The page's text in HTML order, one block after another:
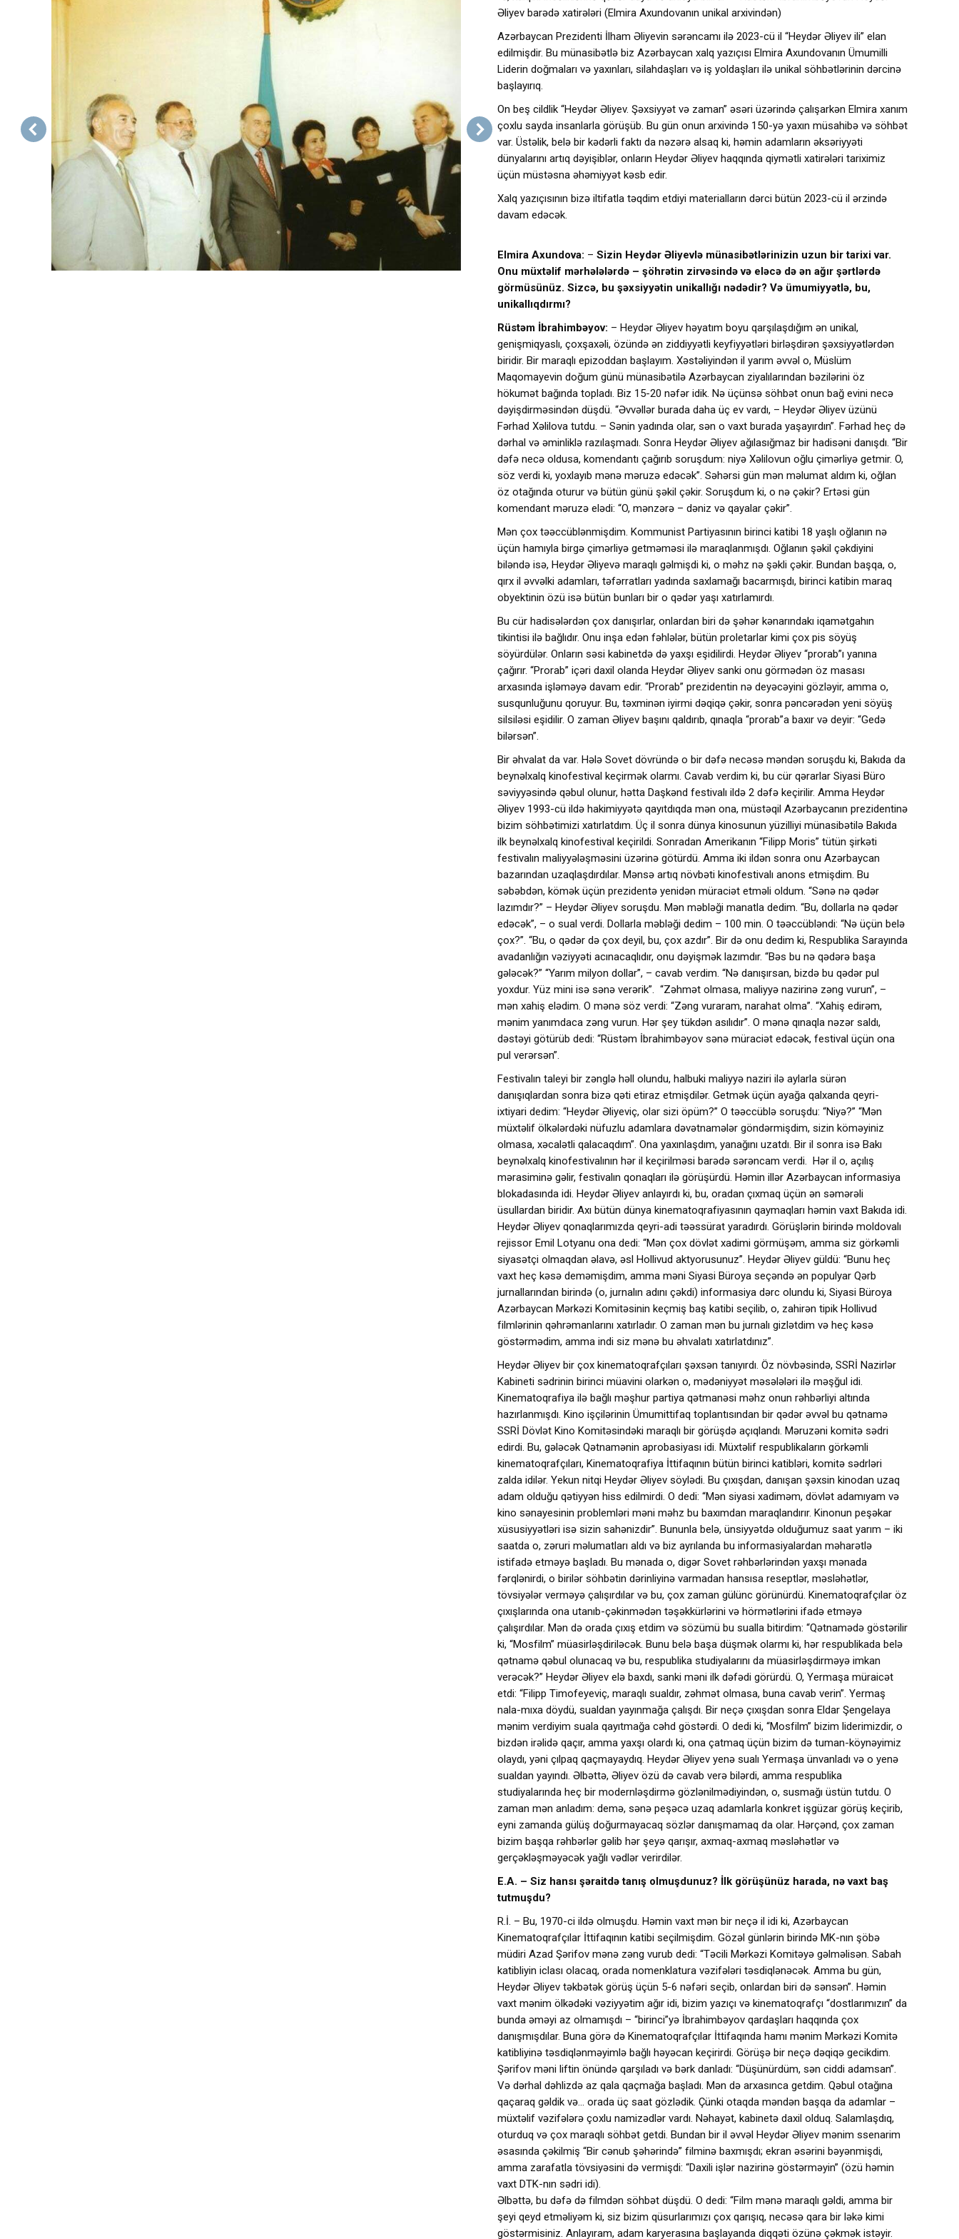
Əliyev barədə xatirələri (Elmira Axundovanın unikal arxivindən)
Azərbaycan Prezidenti İlham Əliyevin sərəncamı ilə 2023-cü il “Heydər Əliyev ili” elan
edilmişdir. Bu münasibətlə biz Azərbaycan xalq yazıçısı Elmira Axundovanın Ümumilli
Liderin doğmaları və yaxınları, silahdaşları və iş yoldaşları ilə unikal söhbətlərinin dərcinə
başlayırıq.
On beş cildlik “Heydər Əliyev. Şəxsiyyət və zaman” əsəri üzərində çalışarkən Elmira xanım
çoxlu sayda insanlarla görüşüb. Bu gün onun arxivində 150-yə yaxın müsahibə və söhbət
var. Üstəlik, belə bir kədərli faktı da nəzərə alsaq ki, həmin adamların əksəriyyəti
dünyalarını artıq dəyişiblər, onların Heydər Əliyev haqqında qiymətli xatirələri tariximiz
üçün müstəsna əhəmiyyət kəsb edir.
Xalq yazıçısının bizə iltifatla təqdim etdiyi materialların dərci bütün 2023-cü il ərzində
davam edəcək.
Elmira Axundova: – Sizin Heydər Əliyevlə münasibətlərinizin uzun bir tarixi var.
Onu müxtəlif mərhələlərdə – şöhrətin zirvəsində və eləcə də ən ağır şərtlərdə
görmüsünüz. Sizcə, bu şəxsiyyətin unikallığı nədədir? Və ümumiyyətlə, bu,
unikallıqdırmı?
Rüstəm İbrahimbəyov: – Heydər Əliyev həyatım boyu qarşılaşdığım ən unikal,
genişmiqyaslı, çoxşaxəli, özündə ən ziddiyyətli keyfiyyətləri birləşdirən şəxsiyyətlərdən
biridir. Bir maraqlı epizoddan başlayım. Xəstəliyindən il yarım əvvəl o, Müslüm
Maqomayevin doğum günü münasibətilə Azərbaycan ziyalılarından bəzilərini öz
hökumət bağında topladı. Biz 15-20 nəfər idik. Nə üçünsə söhbət onun bağ evini necə
dəyişdirməsindən düşdü. “Əvvəllər burada daha üç ev vardı, – Heydər Əliyev üzünü
Fərhad Xəlilova tutdu. – Sənin yadında olar, sən o vaxt burada yaşayırdın”. Fərhad heç də
dərhal və əminliklə razılaşmadı. Sonra Heydər Əliyev ağılasığmaz bir hadisəni danışdı. “Bir
dəfə necə oldusa, komendantı çağırıb soruşdum: niyə Xəlilovun oğlu çimərliyə getmir. O,
söz verdi ki, yoxlayıb mənə məruzə edəcək”. Səhərsi gün mən məlumat aldım ki, oğlan
öz otağında oturur və bütün günü şəkil çəkir. Soruşdum ki, o nə çəkir? Ertəsi gün
komendant məruzə elədi: “O, mənzərə – dəniz və qayalar çəkir”.
Mən çox təəccüblənmişdim. Kommunist Partiyasının birinci katibi 18 yaşlı oğlanın nə
üçün hamıyla birgə çimərliyə getməməsi ilə maraqlanmışdı. Oğlanın şəkil çəkdiyini
biləndə isə, Heydər Əliyevə maraqlı gəlmişdi ki, o məhz nə şəkli çəkir. Bundan başqa, o,
qırx il əvvəlki adamları, təfərratları yadında saxlamağı bacarmışdı, birinci katibin maraq
obyektinin özü isə bütün bunları bir o qədər yaşı xatırlamırdı.
Bu cür hadisələrdən çox danışırlar, onlardan biri də şəhər kənarındakı iqamətgahın
tikintisi ilə bağlıdır. Onu inşa edən fəhlələr, bütün proletarlar kimi çox pis söyüş
söyürdülər. Onların səsi kabinetdə də yaxşı eşidilirdi. Heydər Əliyev “prorab”ı yanına
çağırır. “Prorab” içəri daxil olanda Heydər Əliyev sanki onu görmədən öz masası
arxasında işləməyə davam edir. “Prorab” prezidentin nə deyəcəyini gözləyir, amma o,
susqunluğunu qoruyur. Bu, təxminən iyirmi dəqiqə çəkir, sonra pəncərədən yeni söyüş
silsiləsi eşidilir. O zaman Əliyev başını qaldırıb, qınaqla “prorab”a baxır və deyir: “Gedə
bilərsən”.
Bir əhvalat da var. Hələ Sovet dövründə o bir dəfə necəsə məndən soruşdu ki, Bakıda da
beynəlxalq kinofestival keçirmək olarmı. Cavab verdim ki, bu cür qərarlar Siyasi Büro
səviyyəsində qəbul olunur, hətta Daşkənd festivalı ildə 2 dəfə keçirilir. Amma Heydər
Əliyev 1993-cü ildə hakimiyyətə qayıtdıqda mən ona, müstəqil Azərbaycanın prezidentinə
bizim söhbətimizi xatırlatdım. Üç il sonra dünya kinosunun yüzilliyi münasibətilə Bakıda
ilk beynəlxalq kinofestival keçirildi. Sonradan Amerikanın “Filipp Moris” tütün şirkəti
festivalın maliyyələşməsini üzərinə götürdü. Amma iki ildən sonra onu Azərbaycan
bazarından uzaqlaşdırdılar. Mənsə artıq növbəti kinofestivalı anons etmişdim. Bu
səbəbdən, kömək üçün prezidentə yenidən müraciət etməli oldum. “Sənə nə qədər
lazımdır?” – Heydər Əliyev soruşdu. Mən məbləği manatla dedim. “Bu, dollarla nə qədər
edəcək”, – o sual verdi. Dollarla məbləği dedim – 100 min. O təəccübləndi: “Nə üçün belə
çox?”. “Bu, o qədər də çox deyil, bu, çox azdır”. Bir də onu dedim ki, Respublika Sarayında
avadanlığın vəziyyəti acınacaqlıdır, onu dəyişmək lazımdır. “Bəs bu nə qədərə başa
gələcək?” “Yarım milyon dollar”, – cavab verdim. “Nə danışırsan, bizdə bu qədər pul
yoxdur. Yüz mini isə sənə verərik”. “Zəhmət olmasa, maliyyə nazirinə zəng vurun”, –
mən xahiş elədim. O mənə söz verdi: “Zəng vuraram, narahat olma”. “Xahiş edirəm,
mənim yanımdaca zəng vurun. Hər şey tükdən asılıdır”. O mənə qınaqla nəzər saldı,
dəstəyi götürüb dedi: “Rüstəm İbrahimbəyov sənə müraciət edəcək, festival üçün ona
pul verərsən”.
Festivalın taleyi bir zənglə həll olundu, halbuki maliyyə naziri ilə aylarla sürən
danışıqlardan sonra bizə qəti etiraz etmişdilər. Getmək üçün ayağa qalxanda qeyri-
ixtiyari dedim: “Heydər Əliyeviç, olar sizi öpüm?” O təəccüblə soruşdu: “Niyə?” “Mən
müxtəlif ölkələrdəki nüfuzlu adamlara dəvətnamələr göndərmişdim, sizin köməyiniz
olmasa, xəcalətli qalacaqdım”. Ona yaxınlaşdım, yanağını uzatdı. Bir il sonra isə Bakı
beynəlxalq kinofestivalının hər il keçirilməsi barədə sərəncam verdi. Hər il o, açılış
mərasiminə gəlir, festivalın qonaqları ilə görüşürdü. Həmin illər Azərbaycan informasiya
blokadasında idi. Heydər Əliyev anlayırdı ki, bu, oradan çıxmaq üçün ən səmərəli
üsullardan biridir. Axı bütün dünya kinematoqrafiyasının qaymaqları həmin vaxt Bakıda idi.
Heydər Əliyev qonaqlarımızda qeyri-adi təəssürat yaradırdı. Görüşlərin birində moldovalı
rejissor Emil Lotyanu ona dedi: “Mən çox dövlət xadimi görmüşəm, amma siz görkəmli
siyasətçi olmaqdan əlavə, əsl Hollivud aktyorusunuz”. Heydər Əliyev güldü: “Bunu heç
vaxt heç kəsə deməmişdim, amma məni Siyasi Büroya seçəndə ən populyar Qərb
jurnallarından birində (o, jurnalın adını çəkdi) informasiya dərc olundu ki, Siyasi Büroya
Azərbaycan Mərkəzi Komitəsinin keçmiş baş katibi seçilib, o, zahirən tipik Hollivud
filmlərinin qəhrəmanlarını xatırladır. O zaman mən bu jurnalı gizlətdim və heç kəsə
göstərmədim, amma indi siz mənə bu əhvalatı xatırlatdınız”.
Heydər Əliyev bir çox kinematoqrafçıları şəxsən tanıyırdı. Öz növbəsində, SSRİ Nazirlər
Kabineti sədrinin birinci müavini olarkən o, mədəniyyət məsələləri ilə məşğul idi.
Kinematoqrafiya ilə bağlı məşhur partiya qətmanəsi məhz onun rəhbərliyi altında
hazırlanmışdı. Kino işçilərinin Ümumittifaq toplantısından bir qədər əvvəl bu qətnamə
SSRİ Dövlət Kino Komitəsindəki maraqlı bir görüşdə açıqlandı. Məruzəni komitə sədri
edirdi. Bu, gələcək Qətnamənin aprobasiyası idi. Müxtəlif respublikaların görkəmli
kinematoqrafçıları, Kinematoqrafiya İttifaqının bütün birinci katibləri, komitə sədrləri
zalda idilər. Yekun nitqi Heydər Əliyev söylədi. Bu çıxışdan, danışan şəxsin kinodan uzaq
adam olduğu qətiyyən hiss edilmirdi. O dedi: “Mən siyasi xadiməm, dövlət adamıyam və
kino sənayesinin problemləri məni məhz bu baxımdan maraqlandırır. Kinonun peşəkar
xüsusiyyətləri isə sizin sahənizdir”. Bununla belə, ünsiyyətdə olduğumuz saat yarım – iki
saatda o, zəruri məlumatları aldı və biz ayrılanda bu informasiyalardan məharətlə
istifadə etməyə başladı. Bu mənada o, digər Sovet rəhbərlərindən yaxşı mənada
fərqlənirdi, o birilər söhbətin dərinliyinə varmadan hansısa reseptlər, məsləhətlər,
tövsiyələr verməyə çalışırdılar və bu, çox zaman gülünc görünürdü. Kinematoqrafçılar öz
çıxışlarında ona utanıb-çəkinmədən təşəkkürlərini və hörmətlərini ifadə etməyə
çalışırdılar. Mən də orada çıxış etdim və sözümü bu sualla bitirdim: “Qətnamədə göstərilir
ki, “Mosfilm” müasirləşdiriləcək. Bunu belə başa düşmək olarmı ki, hər respublikada belə
qətnamə qəbul olunacaq və bu, respublika studiyalarını da müasirləşdirməyə imkan
verəcək?” Heydər Əliyev elə baxdı, sanki məni ilk dəfədi görürdü. O, Yermaşa müraicət
etdi: “Filipp Timofeyeviç, maraqlı sualdır, zəhmət olmasa, buna cavab verin”. Yermaş
nala-mıxa döydü, sualdan yayınmağa çalışdı. Bir neçə çıxışdan sonra Eldar Şengelaya
mənim verdiyim suala qayıtmağa cəhd göstərdi. O dedi ki, “Mosfilm” bizim liderimizdir, o
bizdən irəlidə qaçır, amma yaxşı olardı ki, ona çatmaq üçün bizim də tuman-köynəyimiz
olaydı, yəni çılpaq qaçmayaydıq. Heydər Əliyev yenə sualı Yermaşa ünvanladı və o yenə
sualdan yayındı. Əlbəttə, Əliyev özü də cavab verə bilərdi, amma respublika
studiyalarında heç bir modernləşdirmə gözlənilmədiyindən, o, susmağı üstün tutdu. O
zaman mən anladım: demə, sənə peşəcə uzaq adamlarla konkret işgüzar görüş keçirib,
eyni zamanda gülüş doğurmayacaq sözlər danışmamaq da olar. Hərçənd, çox zaman
bizim başqa rəhbərlər gəlib hər şeyə qarışır, axmaq-axmaq məsləhətlər və
gerçəkləşməyəcək yağlı vədlər verirdilər.
E.A. – Siz hansı şəraitdə tanış olmuşdunuz? İlk görüşünüz harada, nə vaxt baş
tutmuşdu?
R.İ. – Bu, 1970-ci ildə olmuşdu. Həmin vaxt mən bir neçə il idi ki, Azərbaycan
Kinematoqrafçılar İttifaqının katibi seçilmişdim. Gözəl günlərin birində MK-nın şöbə
müdiri Azad Şərifov mənə zəng vurub dedi: “Təcili Mərkəzi Komitəyə gəlməlisən. Sabah
katibliyin iclası olacaq, orada nomenklatura vəzifələri təsdiqlənəcək. Amma bu gün,
Heydər Əliyev təkbətək görüş üçün 5-6 nəfəri seçib, onlardan biri də sənsən”. Həmin
vaxt mənim ölkədəki vəziyyətim ağır idi, bizim yazıçı və kinematoqrafçı “dostlarımızın” da
bunda əməyi az olmamışdı – “birinci”yə İbrahimbəyov qardaşları haqqında çox
danışmışdılar. Buna görə də Kinematoqrafçılar İttifaqında hamı mənim Mərkəzi Komitə
katibliyinə təsdiqlənməyimlə bağlı həyəcan keçirirdi. Görüşə bir neçə dəqiqə gecikdim.
Şərifov məni liftin önündə qarşıladı və bərk danladı: “Düşünürdüm, sən ciddi adamsan”.
Və dərhal dəhlizdə az qala qaçmağa başladı. Mən də arxasınca getdim. Qəbul otağına
qaçaraq gəldik və… orada üç saat gözlədik. Çünki otaqda məndən başqa da adamlar –
müxtəlif vəzifələrə çoxlu namizədlər vardı. Nəhayət, kabinetə daxil olduq. Salamlaşdıq,
oturduq və çox maraqlı söhbət getdi. Bundan bir il əvvəl Heydər Əliyev mənim ssenarim
əsasında çəkilmiş “Bir cənub şəhərində” filminə baxmışdı; ekran əsərini bəyənmişdi,
amma zarafatla tövsiyəsini də vermişdi: “Daxili işlər nazirinə göstərməyin” (özü həmin
vaxt DTK-nın sədri idi).
Əlbəttə, bu dəfə də filmdən söhbət düşdü. O dedi: “Film mənə maraqlı gəldi, amma bir
şeyi qeyd etməliyəm ki, siz bizim qüsurlarımızı çox qarışıq, necəsə qara bir ləkə kimi
göstərmisiniz. Anlayıram, adam karyerasına başlayanda diqqəti özünə çəkmək istəyir.